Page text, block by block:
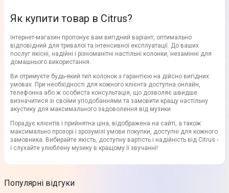
Як купити товар в Citrus?
Інтернет-магазин пропонує вам вигідний варіант, оптимально
відповідний для тривалої та інтенсивної експлуатації. До ваших
послуг якісні, надійні і різноманітні настільні колонки, незамінні для
домашнього використання.
Ви отримуєте будь-який тип колонок з гарантією на дійсно вигідних
умовах. При необхідності для кожного клієнта доступна онлайн,
телефонна або ж особиста консультація, що дозволяє швидше
визначитися зі своїми уподобаннями та замовити кращу настільну
акустику для максимального задоволення від музики.
Порадує клієнтів і прийнятна ціна, відображена на сайті, а також
максимально прозорі і зрозумілі умови покупки, доступні для кожного
замовника. Вибирайте якість, доступну вартість і надійність від Citrus -
і слухайте улюблену музику в кращому її звучанні!
Популярні відгуки